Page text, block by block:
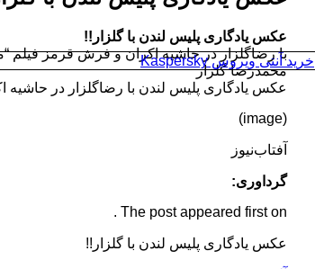
خرید آنتی ویروس Kaspersky
عکس یادگاری پلیس لندن با گلزار!!
با رضاگلزار در حاشیه اکران و فرش قرمز فیلم
محمدرضا گلزار
عکس یادگاری پلیس لندن با رضاگلزار در
(image)
آفتاب‌‌نیوز
گرداوری:
The post appeared first on .
عکس یادگاری پلیس لندن با گلزار!!